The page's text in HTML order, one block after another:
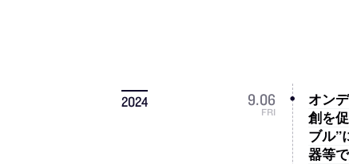
2024 9.06
FRI
オン
創を
ブル”
器等